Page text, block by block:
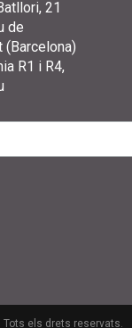
21
de
(Barcelona)
R1 i R4,
els drets reservats.